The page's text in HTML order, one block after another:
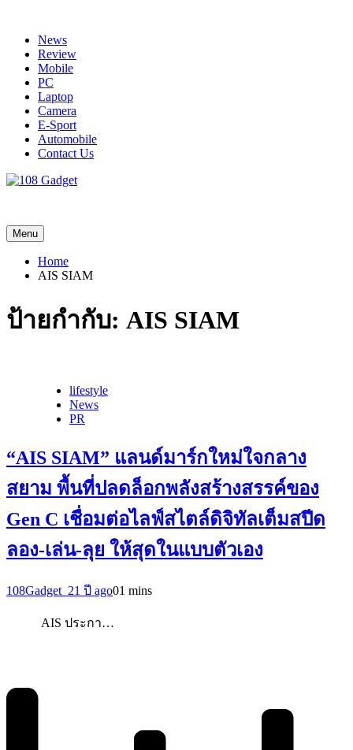
contentNews
Review
Mobile
PC
Laptop
Camera
E-Sport
Automobile
Contact Us
Menu
Home
AIS SIAM
ป้ายกำกับ: AIS SIAM
lifestyle
News
PR
“AIS SIAM” แลนด์มาร์กใหม่ใจกลาง
สยาม พื้นที่ปลดล็อกพลังสร้างสรรค์ของ
Gen C เชื่อมต่อไลฟ์สไตล์ดิจิทัลเต็มสปีด
ลอง-เล่น-ลุย ให้สุดในแบบตัวเอง
108Gadget_21 ปี ago01 mins
AIS ประกา…